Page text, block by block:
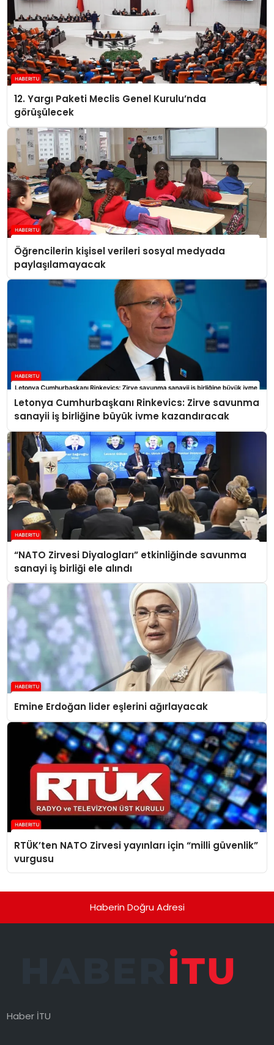
12. Yargı Paketi Meclis Genel Kurulu’nda
görüşülecek
Öğrencilerin kişisel verileri sosyal medyada
paylaşılamayacak
Letonya Cumhurbaşkanı Rinkevics: Zirve savunma
sanayii iş birliğine büyük ivme kazandıracak
“NATO Zirvesi Diyalogları” etkinliğinde savunma
sanayi iş birliği ele alındı
Emine Erdoğan lider eşlerini ağırlayacak
RTÜK’ten NATO Zirvesi yayınları için “milli güvenlik”
vurgusu
Haberin Doğru Adresi
Haber İTU